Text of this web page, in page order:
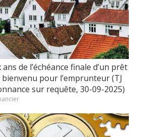
de l’échéance finale d’un prêt
pour l’emprunteur (TJ
sur requête, 30-09-2025)